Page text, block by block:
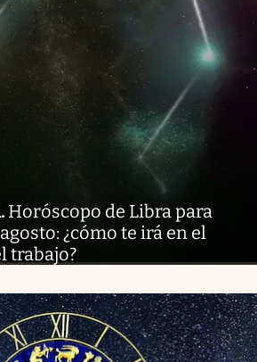
. Horóscopo de Libra para
¿cómo te irá en el
trabajo?